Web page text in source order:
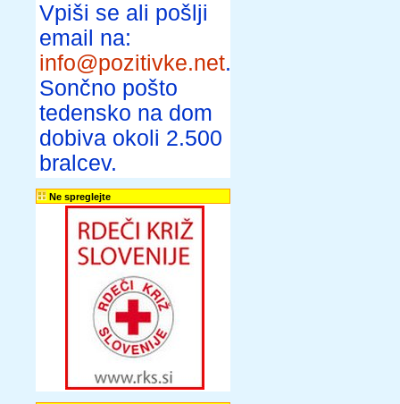
Vpiši se ali pošlji
email na:
info@pozitivke.net.
Sončno pošto
tedensko na dom
dobiva okoli 2.500
bralcev.
Ne spreglejte